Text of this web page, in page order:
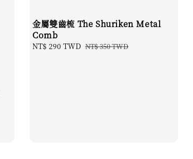
金屬雙齒梳 The Shuriken Metal
Comb
Sale
NT$ 290 TWD Regular
NT$ 350 TWD